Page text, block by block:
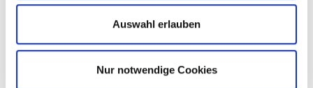
Auswahl erlauben
Nur notwendige Cookies